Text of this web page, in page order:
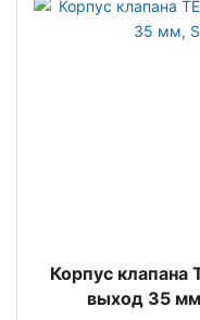
Корпус клапана
выход 35